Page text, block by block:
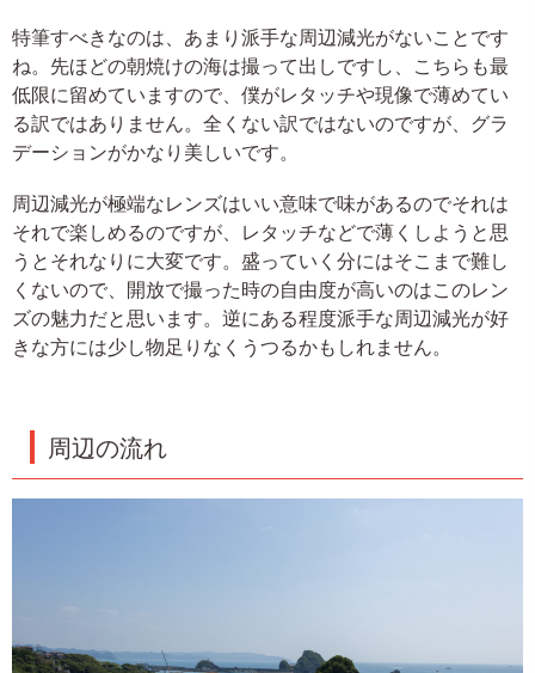
特筆すべきなのは、あまり派手な周辺減光がないことです
ね。先ほどの朝焼けの海は撮って出しですし、こちらも最
低限に留めていますので、僕がレタッチや現像で薄めてい
る訳ではありません。全くない訳ではないのですが、グラ
デーションがかなり美しいです。
周辺減光が極端なレンズはいい意味で味があるのでそれは
それで楽しめるのですが、レタッチなどで薄くしようと思
うとそれなりに大変です。盛っていく分にはそこまで難し
くないので、開放で撮った時の自由度が高いのはこのレン
ズの魅力だと思います。逆にある程度派手な周辺減光が好
きな方には少し物足りなくうつるかもしれません。
周辺の流れ